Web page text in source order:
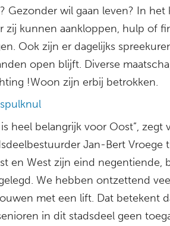
Gezonder wil gaan leven? In
zij kunnen aankloppen, hulp of
Ook zijn er dagelijks
open blijft. Diverse
!Woon zijn erbij betrokken.
is heel belangrijk voor Oost”, zegt
Jan-Bert Vroege
en West zijn eind negentiende,
We hebben ontzettend
met een lift. Dat betekent
in dit stadsdeel geen